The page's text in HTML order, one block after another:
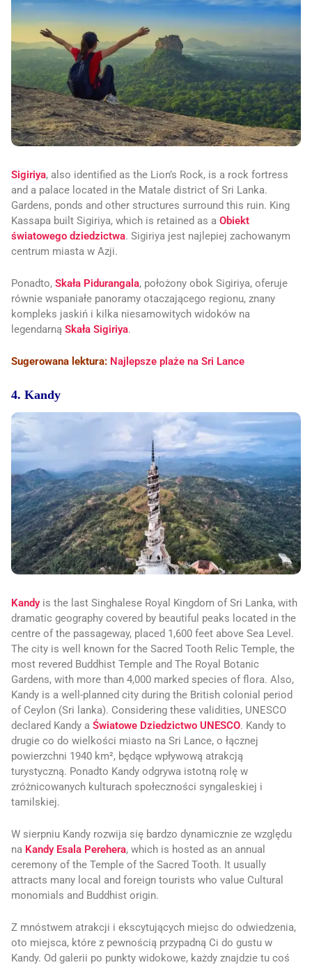
Sigiriya, also identified as the Lion’s Rock, is a rock fortress
and a palace located in the Matale district of Sri Lanka.
Gardens, ponds and other structures surround this ruin. King
Kassapa built Sigiriya, which is retained as a Obiekt
światowego dziedzictwa. Sigiriya jest najlepiej zachowanym
centrum miasta w Azji.
Ponadto, Skała Pidurangala, położony obok Sigiriya, oferuje
równie wspaniałe panoramy otaczającego regionu, znany
kompleks jaskiń i kilka niesamowitych widoków na
legendarną Skała Sigiriya.
Sugerowana lektura: Najlepsze plaże na Sri Lance
4. Kandy
Kandyis the last Singhalese Royal Kingdom of Sri Lanka, with
dramatic geography covered by beautiful peaks located in the
centre of the passageway, placed 1,600 feet above Sea Level.
The city is well known for the Sacred Tooth Relic Temple, the
most revered Buddhist Temple and The Royal Botanic
Gardens, with more than 4,000 marked species of flora. Also,
Kandy is a well-planned city during the British colonial period
of Ceylon (Sri lanka). Considering these validities, UNESCO
declared Kandy a Światowe Dziedzictwo UNESCO. Kandy to
drugie co do wielkości miasto na Sri Lance, o łącznej
powierzchni 1940 km², będące wpływową atrakcją
turystyczną. Ponadto Kandy odgrywa istotną rolę w
zróżnicowanych kulturach społeczności syngaleskiej i
tamilskiej.
W sierpniu Kandy rozwija się bardzo dynamicznie ze względu
na Kandy Esala Perehera, which is hosted as an annual
ceremony of the Temple of the Sacred Tooth. It usually
attracts many local and foreign tourists who value Cultural
monomials and Buddhist origin.
Z mnóstwem atrakcji i ekscytujących miejsc do odwiedzenia,
oto miejsca, które z pewnością przypadną Ci do gustu w
Kandy. Od galerii po punkty widokowe, każdy znajdzie tu coś